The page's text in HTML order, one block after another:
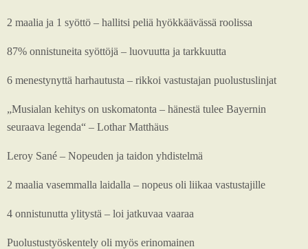
2 maalia ja 1 syöttö – hallitsi peliä hyökkäävässä roolissa
87% onnistuneita syöttöjä – luovuutta ja tarkkuutta
6 menestynyttä harhautusta – rikkoi vastustajan puolustuslinjat
„Musialan kehitys on uskomatonta – hänestä tulee Bayernin
seuraava legenda“ – Lothar Matthäus
Leroy Sané – Nopeuden ja taidon yhdistelmä
2 maalia vasemmalla laidalla – nopeus oli liikaa vastustajille
4 onnistunutta ylitystä – loi jatkuvaa vaaraa
Puolustustyöskentely oli myös erinomainen